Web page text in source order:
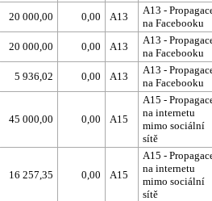
20 000,00 0,00 A13
A13 -
na Facebooku
20 000,00 0,00 A13
A13 -
na Facebooku
5 936,02 0,00 A13
A13 -
na Facebooku
45 000,00 0,00 A15
A15 -
na internetu
mimo sociální
sítě
16 257,35 0,00 A15
A15 -
na internetu
mimo sociální
sítě